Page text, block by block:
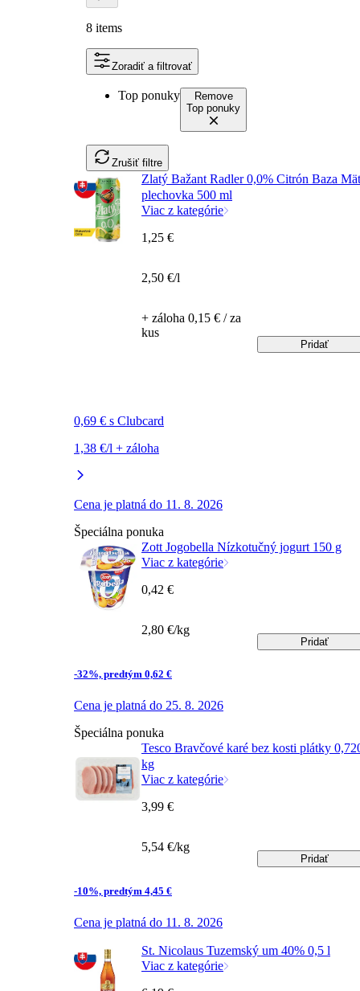
8 items
Zoradiť a filtrovať
Top ponuky
Remove
Top ponuky
Zrušiť filtre
Zlatý Bažant Radler 0,0% Citrón Baza
plechovka 500 ml
Viac z kategórie
0,69 € s Clubcard
1,38 €/l + záloha
Cena je platná do 11. 8. 2026
1,25 €
2,50 €/l
+ záloha 0,15 € / za
kus
Pridať
Špeciálna ponuka
Zott Jogobella Nízkotučný jogurt 150 g
Viac z kategórie
-32%, predtým 0,62 €
Cena je platná do 25. 8. 2026
0,42 €
2,80 €/kg
Pridať
Špeciálna ponuka
Tesco Bravčové karé bez kosti plátky
kg
Viac z kategórie
-10%, predtým 4,45 €
Cena je platná do 11. 8. 2026
3,99 €
5,54 €/kg
Pridať
St. Nicolaus Tuzemský um 40% 0,5 l
Viac z kategórie